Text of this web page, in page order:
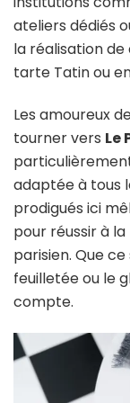
ateliers dédiés
la réalisation de
tarte Tatin ou
Les amoureux
tourner vers Le
adaptée à tous
prodigués ici
pour réussir à
parisien. Que
feuilletée ou le
compte.